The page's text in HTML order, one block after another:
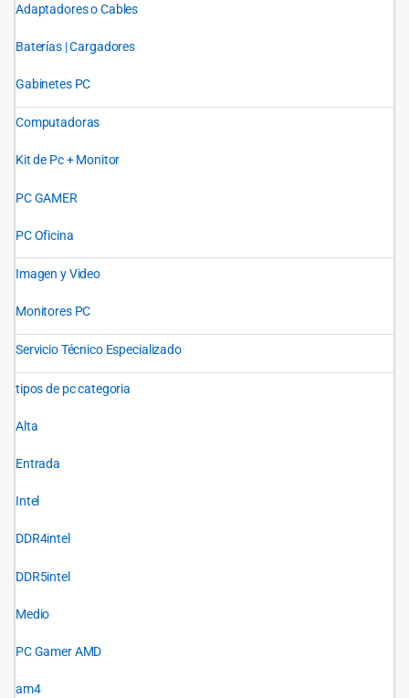
Adaptadores o Cables
Baterías | Cargadores
Gabinetes PC
Computadoras
Kit de Pc + Monitor
PC GAMER
PC Oficina
Imagen y Video
Monitores PC
Servicio Técnico Especializado
tipos de pc categoria
Alta
Entrada
Intel
DDR4intel
DDR5intel
Medio
PC Gamer AMD
am4